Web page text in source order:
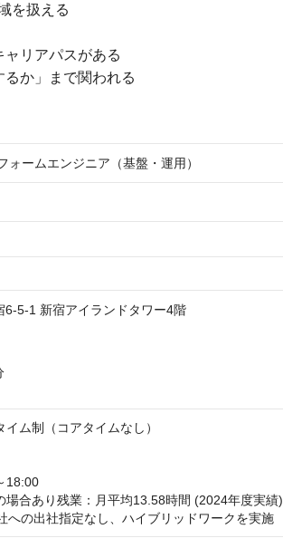
を扱える
リアパスがある
か」まで関われる
ォームエンジニア（基盤・運用）
5-1 新宿アイランドタワー4階
ム制（コアタイムなし）
18:00
合あり残業：月平均13.58時間 (2024年度実績)
への出社指定なし、ハイブリッドワークを実施